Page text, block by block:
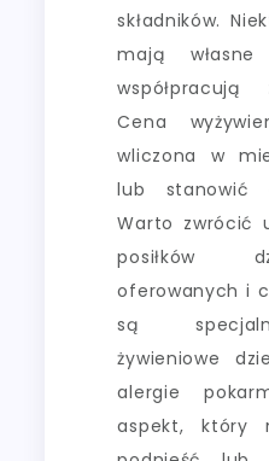
składników.
mają
Cena
wliczona w
lub stanowić
Warto zwrócić
posiłków
oferowanych i
są
żywieniowe
alergie
aspekt, który